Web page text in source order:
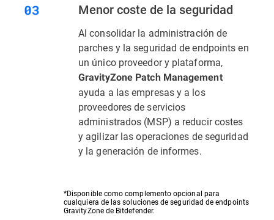
Menor coste de la seguridad
Al consolidar la administración de
parches y la seguridad de endpoints en
un único proveedor y plataforma,
GravityZone Patch Management
ayuda a las empresas y a los
proveedores de servicios
administrados (MSP) a reducir costes
y agilizar las operaciones de seguridad
y la generación de informes.
*Disponible como complemento opcional para
cualquiera de las soluciones de seguridad de endpoints
GravityZone de Bitdefender.